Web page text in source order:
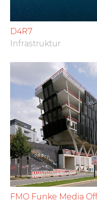
D4R7
Infrastruktur
FMO Funke Media